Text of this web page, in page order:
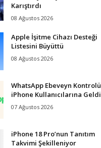
Karıştırdı
08 Ağustos 2026
Apple İşitme Cihazı Desteği
Listesini Büyüttü
08 Ağustos 2026
WhatsApp Ebeveyn Kontrolü
iPhone Kullanıcılarına Geldi
07 Ağustos 2026
iPhone 18 Pro’nun Tanıtım
Takvimi Şekilleniyor